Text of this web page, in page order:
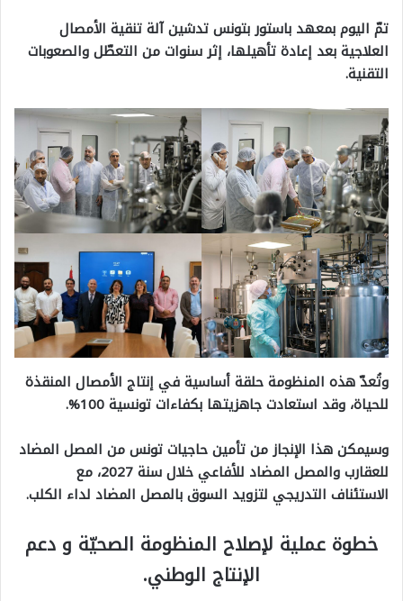
تمّ اليوم بمعهد باستور بتونس تدشين آلة تنقية الأمصال
العلاجية بعد إعادة تأهيلها، إثر سنوات من التعطّل والصعوبات
التقنية.
وتُعدّ هذه المنظومة حلقة أساسية في إنتاج الأمصال المنقذة
للحياة، وقد استعادت جاهزيتها بكفاءات تونسية 100%.
وسيمكن هذا الإنجاز من تأمين حاجيات تونس من المصل المضاد
للعقارب والمصل المضاد للأفاعي خلال سنة 2027، مع
الاستئناف التدريجي لتزويد السوق بالمصل المضاد لداء الكلب.
خطوة عملية لإصلاح المنظومة الصحيّة و دعم
الإنتاج الوطني.